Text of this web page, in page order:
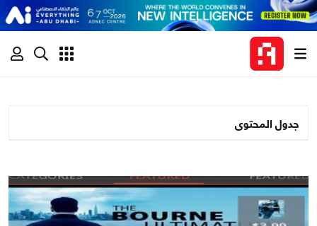
جدول المحتوى